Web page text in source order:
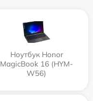
Ноутбук Honor
MagicBook 16 (HYM-
W56)